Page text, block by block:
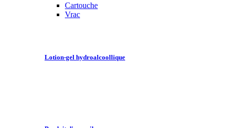
Cartouche
Vrac
Lotion-gel hydroalcoollique